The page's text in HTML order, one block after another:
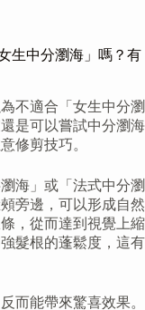
生中分瀏海」嗎？有
不適合「女生中分瀏
是可以嘗試中分瀏海
修剪技巧。
海」或「法式中分瀏
旁邊，可以形成自然
，從而達到視覺上縮
髮根的蓬鬆度，這有
而能帶來驚喜效果。